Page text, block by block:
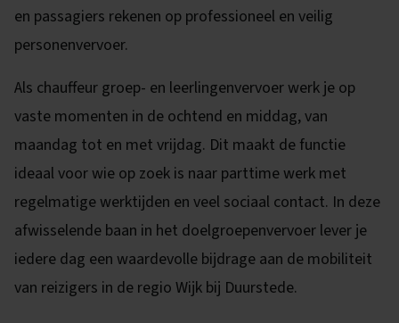
en passagiers rekenen op professioneel en veilig
personenvervoer.
Als chauffeur groep- en leerlingenvervoer werk je op
vaste momenten in de ochtend en middag, van
maandag tot en met vrijdag. Dit maakt de functie
ideaal voor wie op zoek is naar parttime werk met
regelmatige werktijden en veel sociaal contact. In deze
afwisselende baan in het doelgroepenvervoer lever je
iedere dag een waardevolle bijdrage aan de mobiliteit
van reizigers in de regio Wijk bij Duurstede.